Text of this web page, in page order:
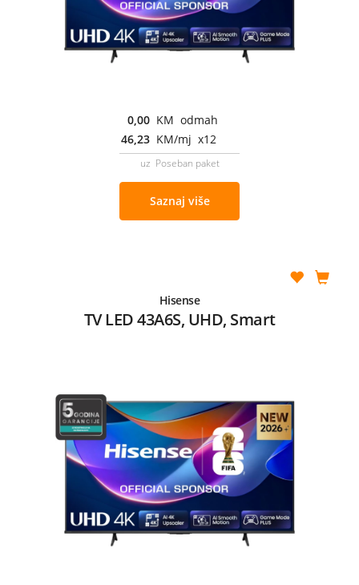
0,00 KM odmah
46,23 KM/mj x12
uz Poseban paket
Saznaj više
Hisense
TV LED 43A6S, UHD, Smart